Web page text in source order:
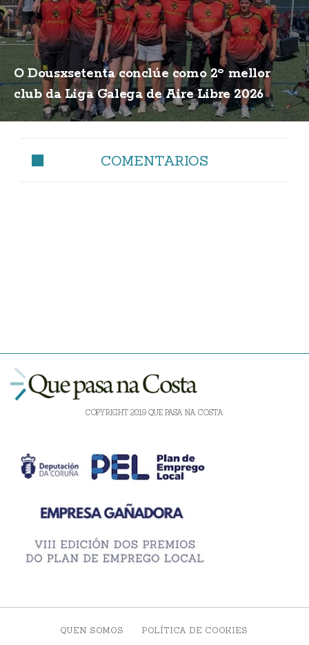
O Dousxsetenta conclúe como 2º mellor
club da Liga Galega de Aire Libre 2026
COMENTARIOS
COPYRIGHT 2019 QUE PASA NA COSTA
QUEN SOMOS
POLÍTICA DE COOKIES